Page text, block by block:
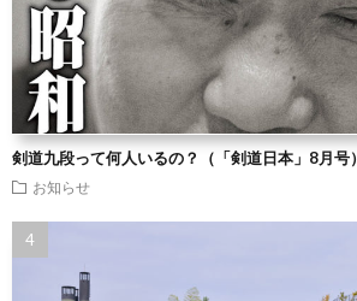
剣道九段って何人いるの？（「剣道日本」8月号）
お知らせ